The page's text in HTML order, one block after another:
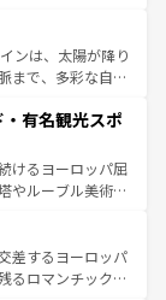
マルフィ海岸の絶
合間には、本場の
を堪能することも
旅をしてみよう！
ンは、太陽が降り
まで、多彩な自然
メンコ、熱気あふ
の一部となってい
や、バルセロナの
ローマ遺跡や中世
スペインはその個
。 なお、新着のスペイン情報は コ
有名観光スポ
けるヨーロッパ屈
やルーブル美術館
宮殿、歴史的な大
が、訪れる者を心
国としても知ら
差するヨーロッパ
るロマンチック街